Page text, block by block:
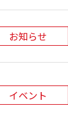
お知らせ
イベント